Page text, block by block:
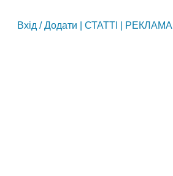
Вхід /Додати СТАТТІ РЕКЛАМА